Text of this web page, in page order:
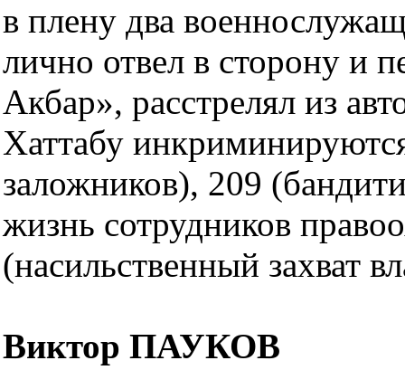
в плену два
лично отвел в сторону и
Акбар», расстрелял из
Хаттабу
заложников), 209
жизнь сотрудников
(насильственный захват
Виктор ПАУКОВ